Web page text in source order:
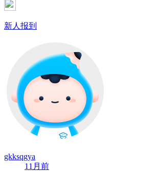
新人报到
gkksqgya
11月前